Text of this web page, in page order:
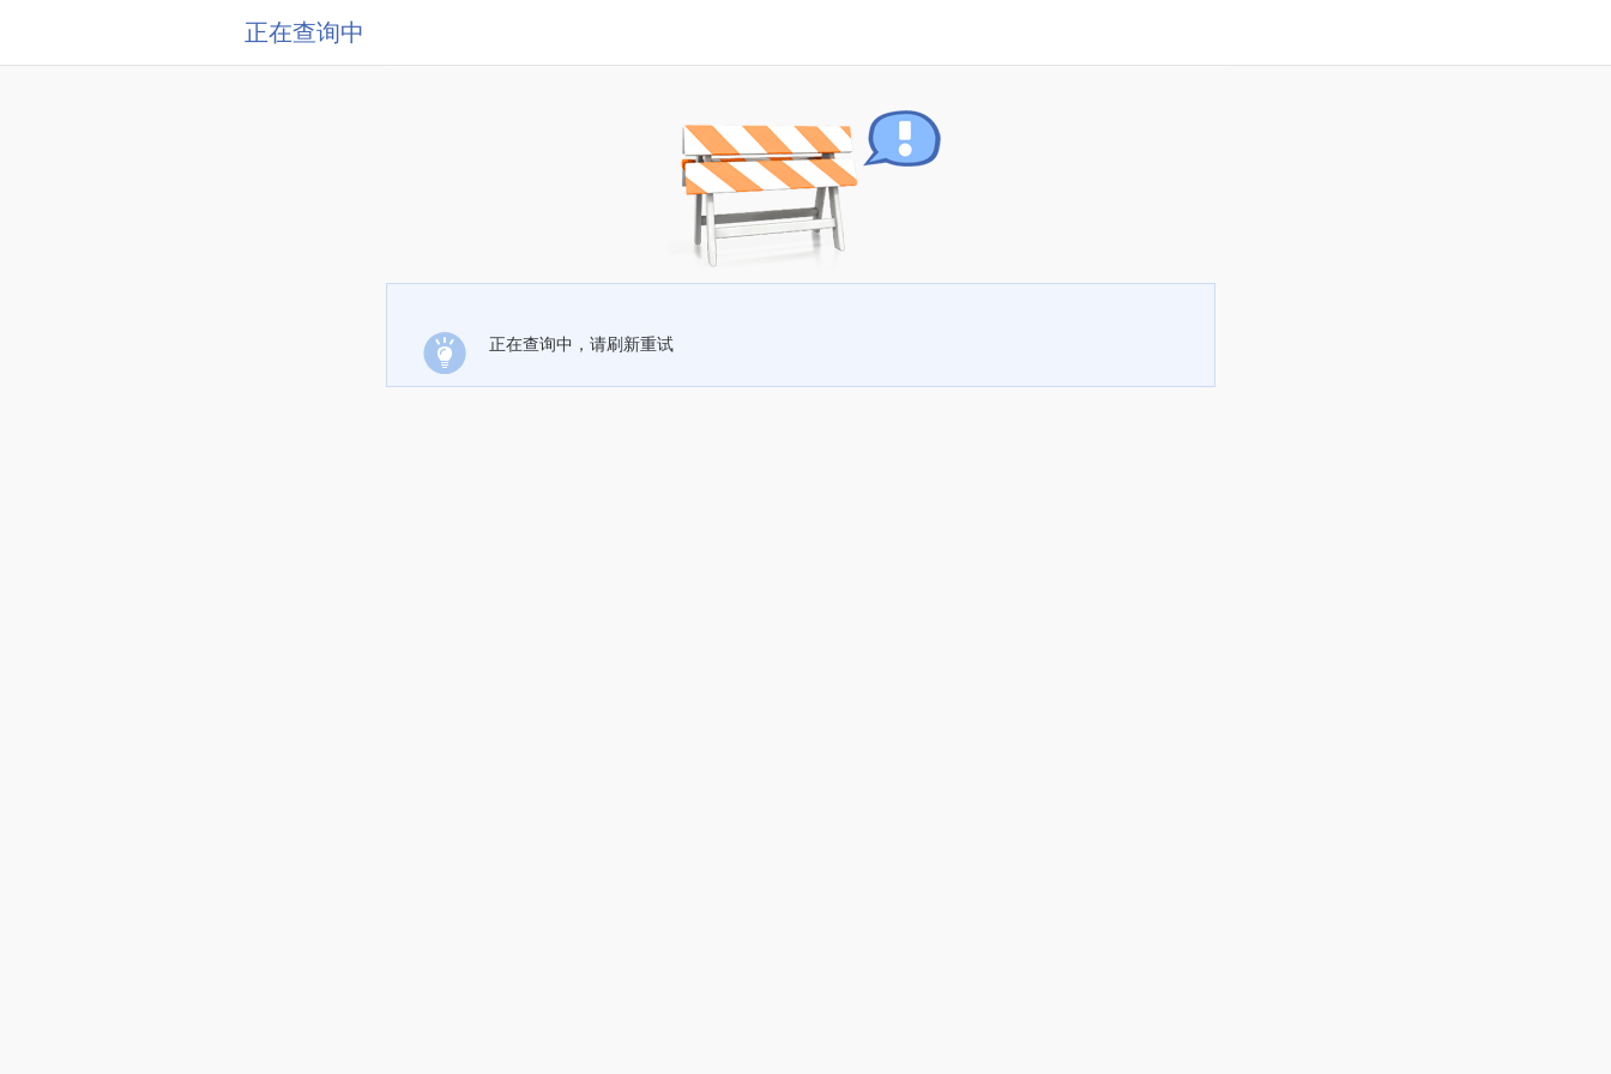
正在查询中
正在查询中，请刷新重试